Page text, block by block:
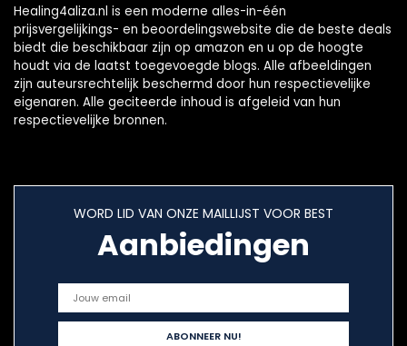
Healing4aliza.nl is een moderne alles-in-één
prijsvergelijkings- en beoordelingswebsite die de beste deals
biedt die beschikbaar zijn op amazon en u op de hoogte
houdt via de laatst toegevoegde blogs. Alle afbeeldingen
zijn auteursrechtelijk beschermd door hun respectievelijke
eigenaren. Alle geciteerde inhoud is afgeleid van hun
respectievelijke bronnen.
WORD LID VAN ONZE MAILLIJST VOOR BEST
Aanbiedingen